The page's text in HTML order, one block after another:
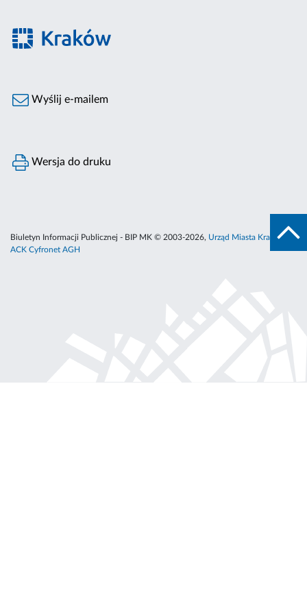
Wyślij e-mailem
Wersja do druku
Biuletyn Informacji Publicznej - BIP MK © 2003-2026, Urząd Miasta Krakowa
ACK Cyfronet AGH